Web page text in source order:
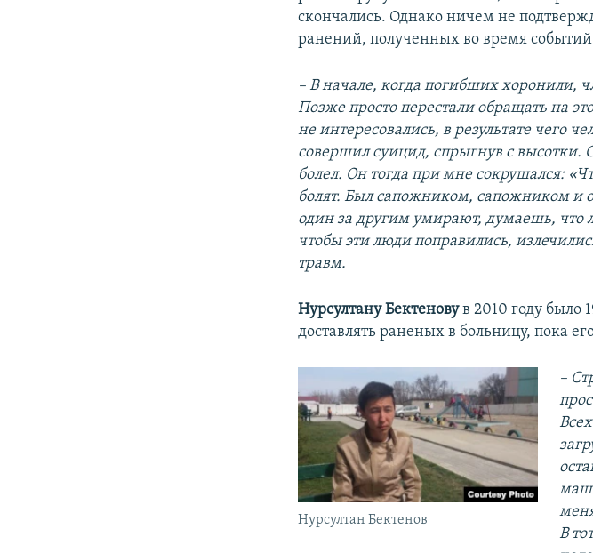
скончались. Однако ничем не
ранений, полученных во время
– В начале, когда погибших хоронили,
Позже просто перестали обращать на
не интересовались, в результате чего
совершил суицид, спрыгнув с высотки.
болел. Он тогда при мне сокрушался:
болят. Был сапожником, сапожником и
один за другим умирают, думаешь,
чтобы эти люди поправились,
травм.
Нурсултану Бектеновув 2010 году было
доставлять раненых в больницу, пока
Нурсултан Бектенов
–
В